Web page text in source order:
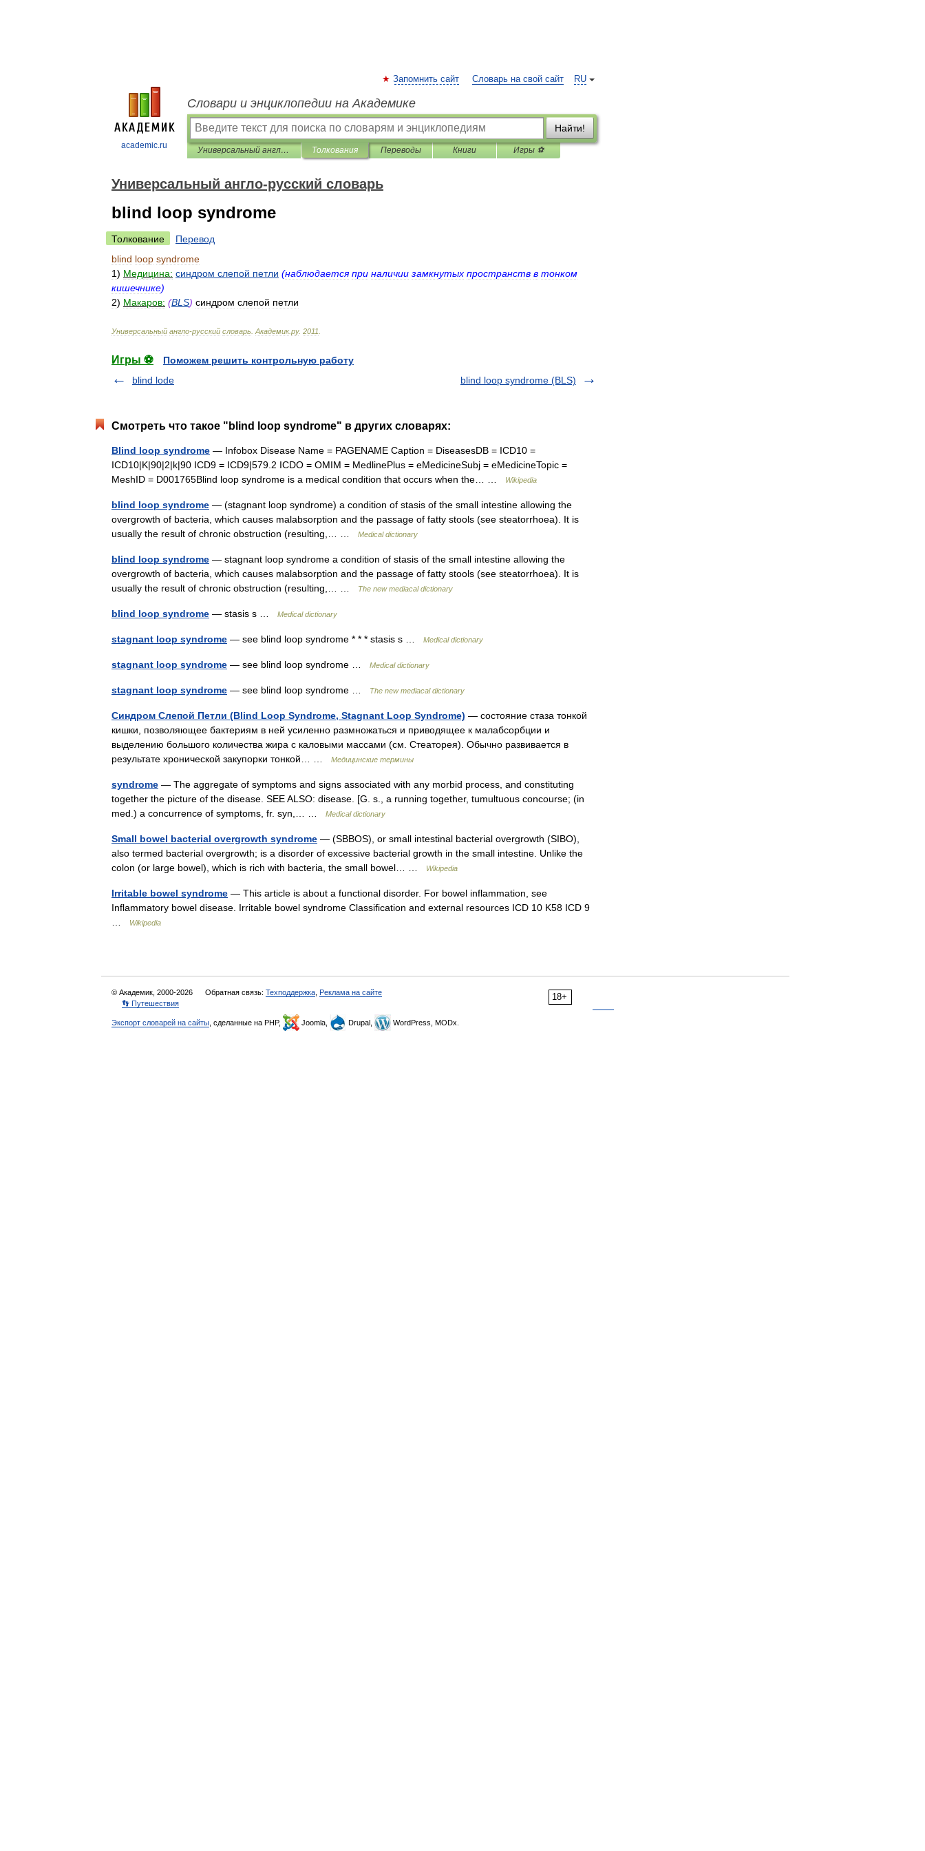
academic.ru
RU
Запомнить сайт Словарь на свой сайт
Словари и энциклопедии на Академике
Найти!
Универсальный англо-русский словарь Толкования Переводы Книги Игры ⚽
Универсальный англо-русский словарь
blind loop syndrome
Толкование
Перевод
blind loop syndrome
1) Медицина: синдром слепой петли (наблюдается при наличии замкнутых пространств в тонком
кишечнике)
2) Макаров: (BLS) синдром слепой петли
Универсальный англо-русский словарь Академик.ру. 2011
Игры ⚽
Поможем решить контрольную работу
blind lode
blind loop syndrome (BLS)
Смотреть что такое "blind loop syndrome" в других словарях:
Blind loop syndrome — Infobox Disease Name = PAGENAME Caption = DiseasesDB = ICD10 =
ICD10|K|90|2|k|90 ICD9 = ICD9|579.2 ICDO = OMIM = MedlinePlus = eMedicineSubj = eMedicineTopic =
MeshID = D001765Blind loop syndrome is a medical condition that occurs when the… …
Wikipedia
blind loop syndrome — (stagnant loop syndrome) a condition of stasis of the small intestine allowing the
overgrowth of bacteria, which causes malabsorption and the passage of fatty stools (see steatorrhoea). It is
usually the result of chronic obstruction (resulting,… …
Medical dictionary
blind loop syndrome — stagnant loop syndrome a condition of stasis of the small intestine allowing the
overgrowth of bacteria, which causes malabsorption and the passage of fatty stools (see steatorrhoea). It is
usually the result of chronic obstruction (resulting,… …
The new mediacal dictionary
blind loop syndrome — stasis s … Medical dictionary
stagnant loop syndrome — see blind loop syndrome * * * stasis s … Medical dictionary
stagnant loop syndrome — see blind loop syndrome … Medical dictionary
stagnant loop syndrome — see blind loop syndrome … The new mediacal dictionary
Синдром Слепой Петли (Blind Loop Syndrome, Stagnant Loop Syndrome) — состояние стаза тонкой
кишки, позволяющее бактериям в ней усиленно размножаться и приводящее к малабсорбции и
выделению большого количества жира с каловыми массами (см. Стеаторея). Обычно развивается в
результате хронической закупорки тонкой… …
Медицинские термины
syndrome — The aggregate of symptoms and signs associated with any morbid process, and constituting
together the picture of the disease. SEE ALSO: disease. [G. s., a running together, tumultuous concourse; (in
med.) a concurrence of symptoms, fr. syn,… …
Medical dictionary
Small bowel bacterial overgrowth syndrome — (SBBOS), or small intestinal bacterial overgrowth (SIBO),
also termed bacterial overgrowth; is a disorder of excessive bacterial growth in the small intestine. Unlike the
colon (or large bowel), which is rich with bacteria, the small bowel… …
Wikipedia
Irritable bowel syndrome — This article is about a functional disorder. For bowel inflammation, see
Inflammatory bowel disease. Irritable bowel syndrome Classification and external resources ICD 10 K58 ICD 9
Wikipedia
18+
© Академик, 2000-2026 Обратная связь: Техподдержка Реклама на сайте
👣 Путешествия
Экспорт словарей на сайты , сделанные на PHP, Joomla, Drupal, WordPress, MODx.